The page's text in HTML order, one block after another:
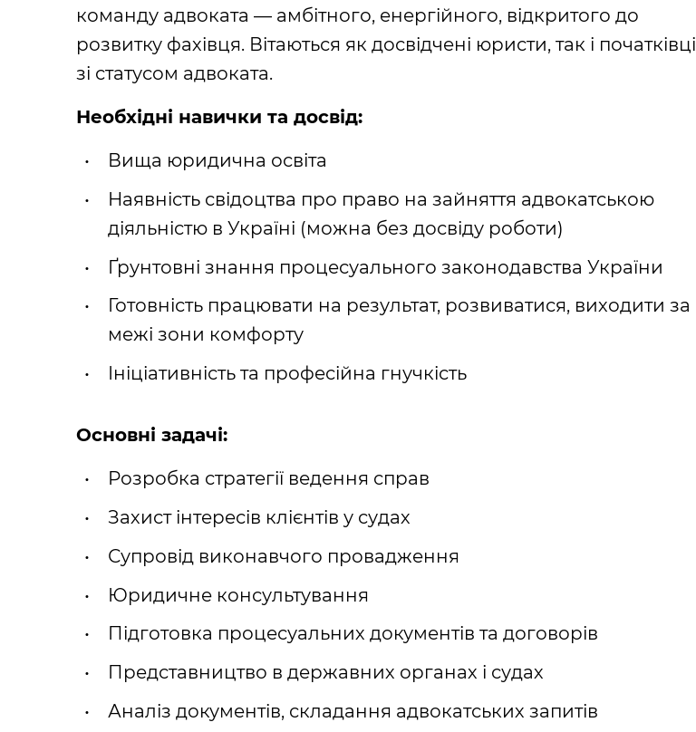
команду адвоката — амбітного, енергійного, відкритого до
розвитку фахівця. Вітаються як досвідчені юристи, так і початківці
зі статусом адвоката.
Необхідні навички та досвід:
Вища юридична освіта
Наявність свідоцтва про право на зайняття адвокатською
діяльністю в Україні (можна без досвіду роботи)
Ґрунтовні знання процесуального законодавства України
Готовність працювати на результат, розвиватися, виходити за
межі зони комфорту
Ініціативність та професійна гнучкість
Основні задачі:
Розробка стратегії ведення справ
Захист інтересів клієнтів у судах
Супровід виконавчого провадження
Юридичне консультування
Підготовка процесуальних документів та договорів
Представництво в державних органах і судах
Аналіз документів, складання адвокатських запитів